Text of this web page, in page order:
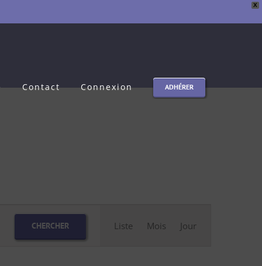
X
Contact Connexion ADHÉRER
CHERCHER
de
Liste Mois Jour